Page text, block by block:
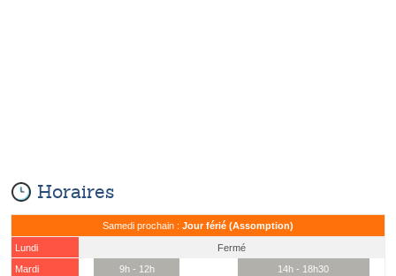
Horaires
Samedi prochain : Jour férié (Assomption)
Lundi
Fermé
Mardi
9h - 12h
14h - 18h30